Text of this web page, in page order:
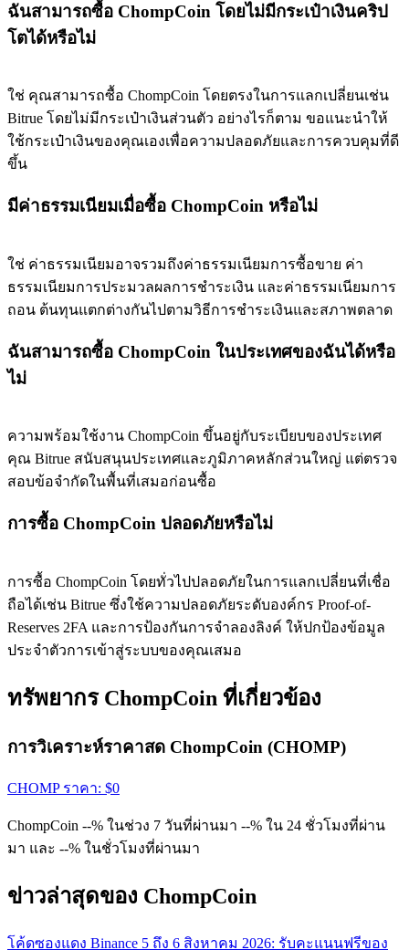
ศูนย์รางวัล
ฉันสามารถซื้อ ChompCoin โดยไม่มีกระเป๋าเงินคริป
โตได้หรือไม่
ใช่ คุณสามารถซื้อ ChompCoin โดยตรงในการแลกเปลี่ยนเช่น
Bitrue โดยไม่มีกระเป๋าเงินส่วนตัว อย่างไรก็ตาม ขอแนะนำให้
ใช้กระเป๋าเงินของคุณเองเพื่อความปลอดภัยและการควบคุมที่ดี
ขึ้น
มีค่าธรรมเนียมเมื่อซื้อ ChompCoin หรือไม่
ใช่ ค่าธรรมเนียมอาจรวมถึงค่าธรรมเนียมการซื้อขาย ค่า
ธรรมเนียมการประมวลผลการชำระเงิน และค่าธรรมเนียมการ
ถอน ต้นทุนแตกต่างกันไปตามวิธีการชำระเงินและสภาพตลาด
ฉันสามารถซื้อ ChompCoin ในประเทศของฉันได้หรือ
ไม่
ความพร้อมใช้งาน ChompCoin ขึ้นอยู่กับระเบียบของประเทศ
คุณ Bitrue สนับสนุนประเทศและภูมิภาคหลักส่วนใหญ่ แต่ตรวจ
สอบข้อจำกัดในพื้นที่เสมอก่อนซื้อ
การซื้อ ChompCoin ปลอดภัยหรือไม่
การซื้อ ChompCoin โดยทั่วไปปลอดภัยในการแลกเปลี่ยนที่เชื่อ
ถือได้เช่น Bitrue ซึ่งใช้ความปลอดภัยระดับองค์กร Proof-of-
Reserves 2FA และการป้องกันการจำลองลิงค์ ให้ปกป้องข้อมูล
ประจำตัวการเข้าสู่ระบบของคุณเสมอ
ทรัพยากร ChompCoin ที่เกี่ยวข้อง
การวิเคราะห์ราคาสด ChompCoin (CHOMP)
CHOMP ราคา: $0
ChompCoin --% ในช่วง 7 วันที่ผ่านมา --% ใน 24 ชั่วโมงที่ผ่าน
มา และ --% ในชั่วโมงที่ผ่านมา
ข่าวล่าสุดของ ChompCoin
โค้ดซองแดง Binance 5 ถึง 6 สิงหาคม 2026: รับคะแนนฟรีของ